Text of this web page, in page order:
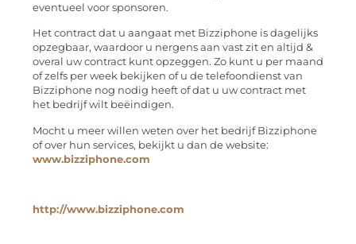
eventueel voor sponsoren.
Het contract dat u aangaat met Bizziphone is dagelijks
opzegbaar, waardoor u nergens aan vast zit en altijd &
overal uw contract kunt opzeggen. Zo kunt u per maand
of zelfs per week bekijken of u de telefoondienst van
Bizziphone nog nodig heeft of dat u uw contract met
het bedrijf wilt beëindigen.
Mocht u meer willen weten over het bedrijf Bizziphone
of over hun services, bekijkt u dan de website:
www.bizziphone.com
http://www.bizziphone.com